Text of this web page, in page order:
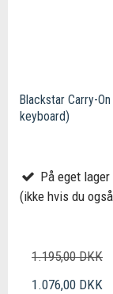
Blackstar Carry-
keyboard)
På eget
(ikke hvis du
1.195,00 DKK
1.076,00 DKK